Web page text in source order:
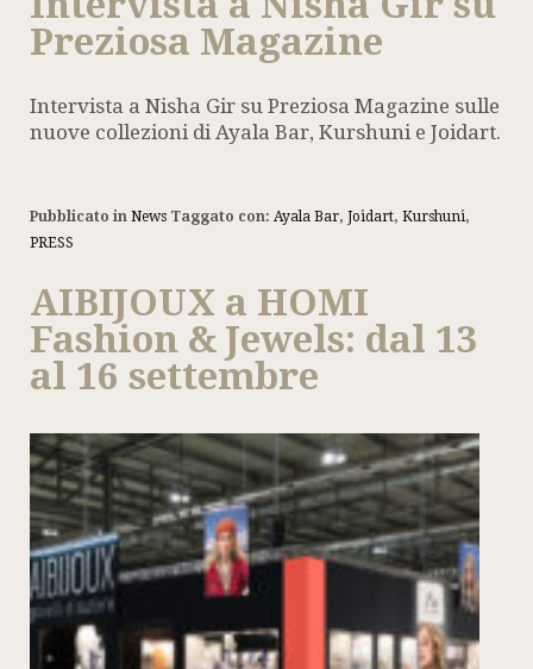
Preziosa Magazine
Intervista a Nisha Gir su Preziosa Magazine sulle
nuove collezioni di Ayala Bar, Kurshuni e Joidart.
Pubblicato in News Taggato con: Ayala Bar, Joidart, Kurshuni,
PRESS
AIBIJOUX a HOMI
Fashion & Jewels: dal 13
al 16 settembre